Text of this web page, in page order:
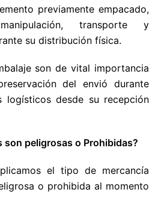
previamente empacado,
transporte y
su distribución física.
son de vital importancia
del envió durante
logísticos desde su recepción
son peligrosas o Prohibidas?
el tipo de mercancía
o prohibida al momento